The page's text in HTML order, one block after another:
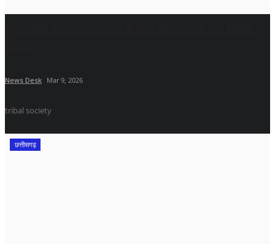
News Desk Mar 9, 2026
tribal society
छत्तीसगढ़